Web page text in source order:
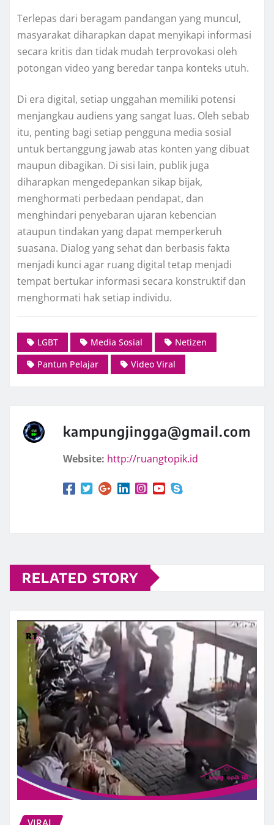
Terlepas dari beragam pandangan yang muncul,
masyarakat diharapkan dapat menyikapi informasi
secara kritis dan tidak mudah terprovokasi oleh
potongan video yang beredar tanpa konteks utuh.
Di era digital, setiap unggahan memiliki potensi
menjangkau audiens yang sangat luas. Oleh sebab
itu, penting bagi setiap pengguna media sosial
untuk bertanggung jawab atas konten yang dibuat
maupun dibagikan. Di sisi lain, publik juga
diharapkan mengedepankan sikap bijak,
menghormati perbedaan pendapat, dan
menghindari penyebaran ujaran kebencian
ataupun tindakan yang dapat memperkeruh
suasana. Dialog yang sehat dan berbasis fakta
menjadi kunci agar ruang digital tetap menjadi
tempat bertukar informasi secara konstruktif dan
menghormati hak setiap individu.
LGBT Media Sosial
Netizen
Pantun Pelajar
Video Viral
kampungjingga@gmail.com
Website: http://ruangtopik.id
RELATED STORY